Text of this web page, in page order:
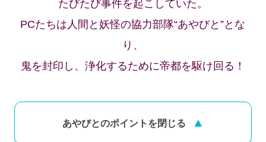
たびたび事件を起こしていた。
PCたちは人間と妖怪の協力部隊“あやびと”とな
り、
鬼を封印し、浄化するために帝都を駆け回る！
あやびとのポイントを閉じる